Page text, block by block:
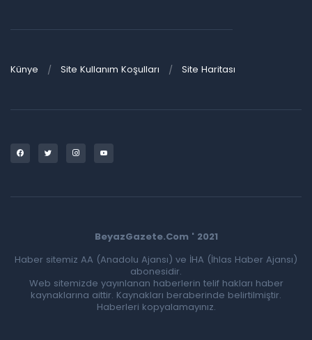
Künye Site Kullanım Koşulları Site Haritası
BeyazGazete.Com ' 2021
Haber sitemiz AA (Anadolu Ajansı) ve İHA (İhlas Haber Ajansı)
abonesidir.
Web sitemizde yayınlanan haberlerin telif hakları haber
kaynaklarına aittir. Kaynakları beraberinde belirtilmiştir.
Haberleri kopyalamayınız.